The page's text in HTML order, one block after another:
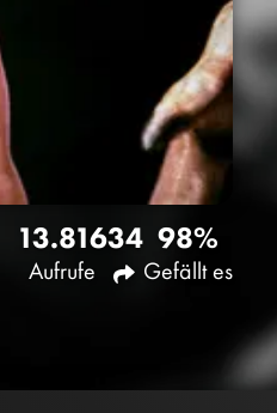
13.816
Aufrufe
34 98%
Gefällt es